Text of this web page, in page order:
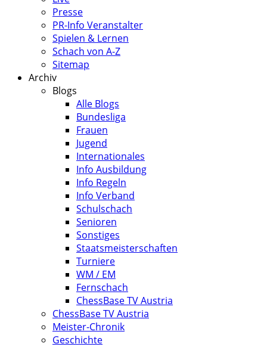
Presse
PR-Info Veranstalter
Spielen & Lernen
Schach von A-Z
Sitemap
Archiv
Blogs
Alle Blogs
Bundesliga
Frauen
Jugend
Internationales
Info Ausbildung
Info Regeln
Info Verband
Schulschach
Senioren
Sonstiges
Staatsmeisterschaften
Turniere
WM / EM
Fernschach
ChessBase TV Austria
ChessBase TV Austria
Meister-Chronik
Geschichte